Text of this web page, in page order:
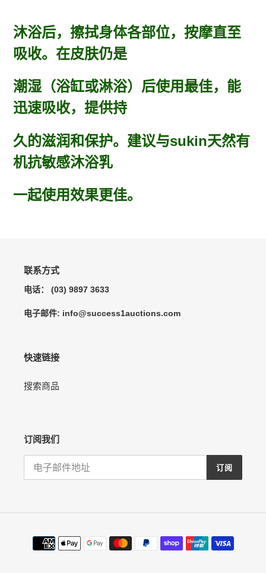
沐浴后，擦拭身体各部位，按摩直至
吸收。在皮肤仍是
潮湿（浴缸或淋浴）后使用最佳，能
迅速吸收，提供持
久的滋润和保护。建议与sukin天然有
机抗敏感沐浴乳
一起使用效果更佳。
联系方式
电话： (03) 9897 3633
电子邮件: info@success1auctions.com
快速链接
搜索商品
订阅我们
订阅
支
付